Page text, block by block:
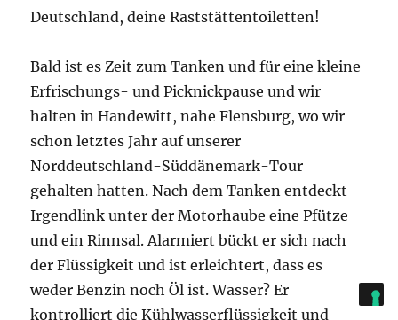
Deutschland, deine Raststättentoiletten!
Bald ist es Zeit zum Tanken und für eine kleine
Erfrischungs- und Picknickpause und wir
halten in Handewitt, nahe Flensburg, wo wir
schon letztes Jahr auf unserer
Norddeutschland-Süddänemark-Tour
gehalten hatten. Nach dem Tanken entdeckt
Irgendlink unter der Motorhaube eine Pfütze
und ein Rinnsal. Alarmiert bückt er sich nach
der Flüssigkeit und ist erleichtert, dass es
weder Benzin noch Öl ist. Wasser? Er
kontrolliert die Kühlwasserflüssigkeit und